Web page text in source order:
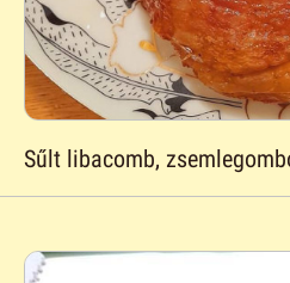
Sűlt libacomb,